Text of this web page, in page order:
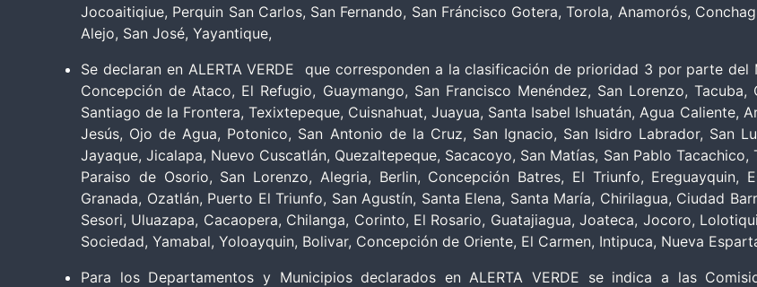
Jocoaitiqiue, Perquin San Carlos, San Fernando, San Fráncisco Gotera, Torola, Anamorós,
Alejo, San José, Yayantique,
Se declaran en ALERTA VERDE que corresponden a la clasificación de prioridad 3 por parte
Concepción de Ataco, El Refugio, Guaymango, San Francisco Menéndez, San Lorenzo,
Santiago de la Frontera, Texixtepeque, Cuisnahuat, Juayua, Santa Isabel Ishuatán, Agua Caliente,
Jesús, Ojo de Agua, Potonico, San Antonio de la Cruz, San Ignacio, San Isidro Labrador, San
Jayaque, Jicalapa, Nuevo Cuscatlán, Quezaltepeque, Sacacoyo, San Matías, San Pablo
Paraiso de Osorio, San Lorenzo, Alegria, Berlin, Concepción Batres, El Triunfo, Ereguayquin,
Granada, Ozatlán, Puerto El Triunfo, San Agustín, Santa Elena, Santa María, Chirilagua, Ciudad
Sesori, Uluazapa, Cacaopera, Chilanga, Corinto, El Rosario, Guatajiagua, Joateca, Jocoro,
Sociedad, Yamabal, Yoloayquin, Bolivar, Concepción de Oriente, El Carmen, Intipuca, Nueva
Para los Departamentos y Municipios declarados en ALERTA VERDE se indica a las